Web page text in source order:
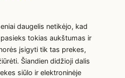
daugelis netikėjo, kad
tokias aukštumas ir
įsigyti tik tas prekes,
Šiandien didžioji dalis
siūlo ir elektroninėje